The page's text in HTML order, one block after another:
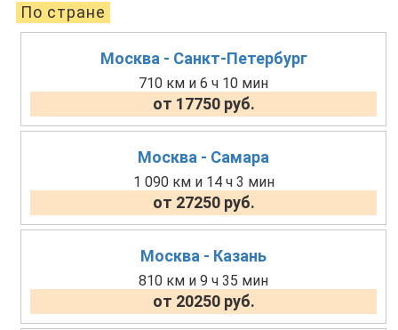
По стране
Москва - Санкт-Петербург
710 км и 6 ч 10 мин
от 17750 руб.
Москва - Самара
1 090 км и 14 ч 3 мин
от 27250 руб.
Москва - Казань
810 км и 9 ч 35 мин
от 20250 руб.